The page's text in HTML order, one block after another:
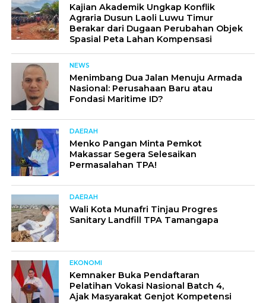
Kajian Akademik Ungkap Konflik
Agraria Dusun Laoli Luwu Timur
Berakar dari Dugaan Perubahan Objek
Spasial Peta Lahan Kompensasi
NEWS
Menimbang Dua Jalan Menuju Armada
Nasional: Perusahaan Baru atau
Fondasi Maritime ID?
DAERAH
Menko Pangan Minta Pemkot
Makassar Segera Selesaikan
Permasalahan TPA!
DAERAH
Wali Kota Munafri Tinjau Progres
Sanitary Landfill TPA Tamangapa
EKONOMI
Kemnaker Buka Pendaftaran
Pelatihan Vokasi Nasional Batch 4,
Ajak Masyarakat Genjot Kompetensi